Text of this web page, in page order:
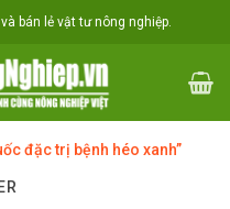
bán lẻ vật tư nông nghiệp.
đặc trị bệnh héo xanh”